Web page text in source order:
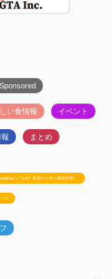
Sponsored
い食情報 イベント
まとめ
の「GA4: 基本から学ぶ最新分析」
ス